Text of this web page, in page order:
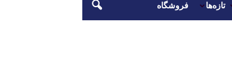
تازه‌ها فروشگاه